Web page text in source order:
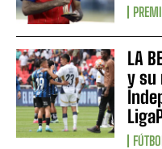
LA
y su